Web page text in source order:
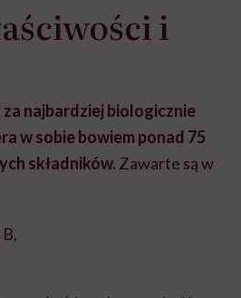
i
najbardziej biologicznie
w sobie bowiem ponad 75
składników. Zawarte są w